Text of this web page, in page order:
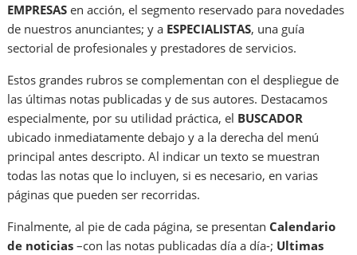
EMPRESAS en acción, el segmento reservado para novedades
de nuestros anunciantes; y a ESPECIALISTAS, una guía
sectorial de profesionales y prestadores de servicios.
Estos grandes rubros se complementan con el despliegue de
las últimas notas publicadas y de sus autores. Destacamos
especialmente, por su utilidad práctica, el BUSCADOR
ubicado inmediatamente debajo y a la derecha del menú
principal antes descripto. Al indicar un texto se muestran
todas las notas que lo incluyen, si es necesario, en varias
páginas que pueden ser recorridas.
Finalmente, al pie de cada página, se presentan Calendario
de noticias –con las notas publicadas día a día-; Ultimas